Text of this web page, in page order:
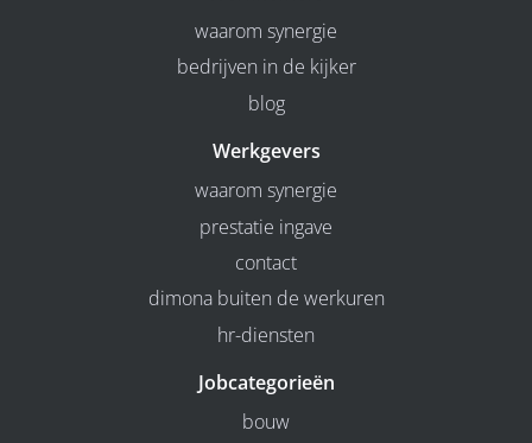
waarom synergie
bedrijven in de kijker
blog
Werkgevers
waarom synergie
prestatie ingave
contact
dimona buiten de werkuren
hr-diensten
Jobcategorieën
bouw